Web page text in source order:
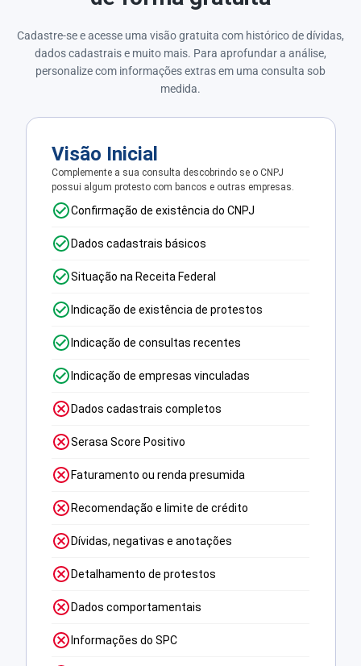
Cadastre-se e acesse uma visão gratuita com histórico de dívidas,
dados cadastrais e muito mais. Para aprofundar a análise,
personalize com informações extras em uma consulta sob
medida.
Visão Inicial
Complemente a sua consulta descobrindo se o CNPJ
possui algum protesto com bancos e outras empresas.
Confirmação de existência do CNPJ
Dados cadastrais básicos
Situação na Receita Federal
Indicação de existência de protestos
Indicação de consultas recentes
Indicação de empresas vinculadas
Dados cadastrais completos
Serasa Score Positivo
Faturamento ou renda presumida
Recomendação e limite de crédito
Dívidas, negativas e anotações
Detalhamento de protestos
Dados comportamentais
Informações do SPC